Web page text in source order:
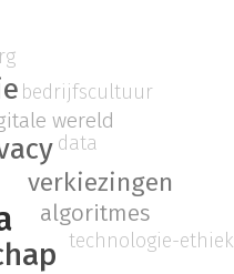
verkiezingen
algoritmes
wereld
data
technologie-ethiek
bedrijfscultuur